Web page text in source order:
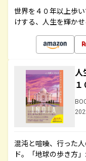
世界を４０年以上歩
けする、人生を輝か
人
１
混沌と喧噪、行った
ド。「地球の歩き方